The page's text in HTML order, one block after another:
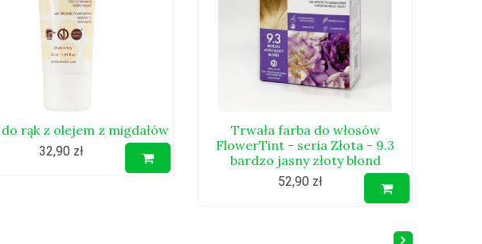
rąk z olejem z migdałów
32,90 zł
Trwała farba do włosów
FlowerTint - seria Złota - 9.3
bardzo jasny złoty blond
52,90 zł